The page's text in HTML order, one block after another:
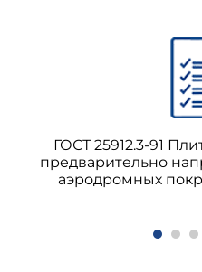
ГОСТ 25912.3-91
предварительно
аэродромных